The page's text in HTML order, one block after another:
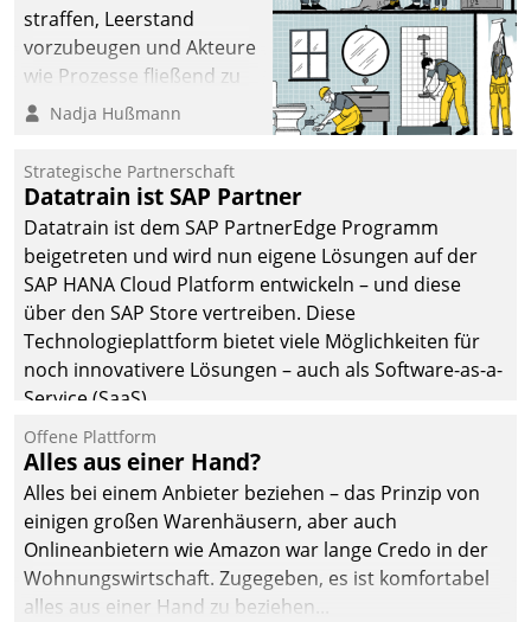
straffen, Leerstand
vorzubeugen und Akteure
wie Prozesse fließend zu
vernetzen, nutzt die
Jahresbeginn eine
Überblick, Einsicht und
Eingriff bietende Lösung.
Zur Entwicklung setzte
man auf
Cloudtechnologie,
bewährte und Startup-
Partner sowie erstmals
agile Projektmethoden.
Nadja Hußmann
Strategische Partnerschaft
Datatrain ist SAP Partner
Datatrain ist dem SAP PartnerEdge Programm
beigetreten und wird nun eigene Lösungen auf der
SAP HANA Cloud Platform entwickeln – und diese
über den SAP Store vertreiben. Diese
Technologieplattform bietet viele Möglichkeiten für
noch innovativere Lösungen – auch als Software-as-a-
Service (SaaS).
Offene Plattform
Alles aus einer Hand?
Alles bei einem Anbieter beziehen – das Prinzip von
einigen großen Warenhäusern, aber auch
Onlineanbietern wie Amazon war lange Credo in der
Wohnungswirtschaft. Zugegeben, es ist komfortabel
alles aus einer Hand zu beziehen...